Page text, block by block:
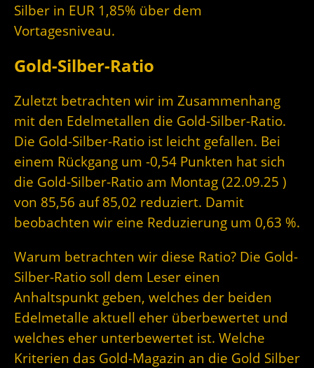
Silber in EUR 1,85% über dem
Vortagesniveau.
Gold-Silber-Ratio
Zuletzt betrachten wir im Zusammenhang
mit den Edelmetallen die Gold-Silber-Ratio.
Die Gold-Silber-Ratio ist leicht gefallen. Bei
einem Rückgang um -0,54 Punkten hat sich
die Gold-Silber-Ratio am Montag (22.09.25 )
von 85,56 auf 85,02 reduziert. Damit
beobachten wir eine Reduzierung um 0,63 %.
Warum betrachten wir diese Ratio? Die Gold-
Silber-Ratio soll dem Leser einen
Anhaltspunkt geben, welches der beiden
Edelmetalle aktuell eher überbewertet und
welches eher unterbewertet ist. Welche
Kriterien das Gold-Magazin an die Gold Silber